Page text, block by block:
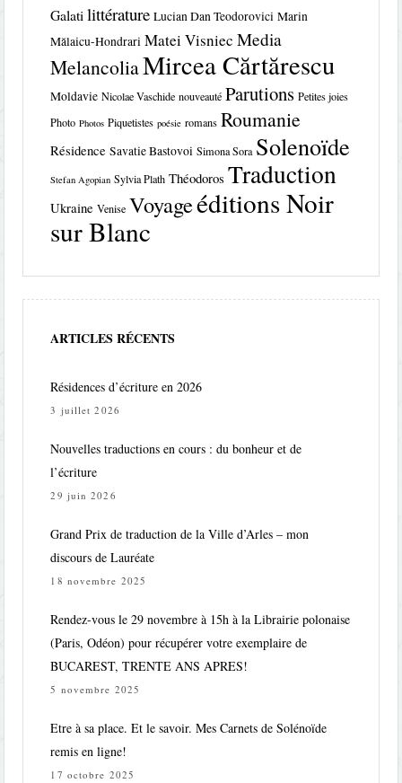
Galati littérature Lucian Dan Teodorovici Marin
Mălaicu-Hondrari Matei Visniec Media
MelancoliaMircea Cărtărescu
Moldavie Nicolae Vaschide nouveauté Parutions Petites joies
Photo Photos Piquetistes poésie romans Roumanie
Résidence Savatie Bastovoi Simona Sora Solenoïde
Stefan Agopian Sylvia Plath Théodoros Traduction
Ukraine Venise Voyageéditions Noir
sur Blanc
ARTICLES RÉCENTS
Résidences d’écriture en 2026
3 juillet 2026
Nouvelles traductions en cours : du bonheur et de
l’écriture
29 juin 2026
Grand Prix de traduction de la Ville d’Arles – mon
discours de Lauréate
18 novembre 2025
Rendez-vous le 29 novembre à 15h à la Librairie polonaise
(Paris, Odéon) pour récupérer votre exemplaire de
BUCAREST, TRENTE ANS APRES!
5 novembre 2025
Etre à sa place. Et le savoir. Mes Carnets de Solénoïde
remis en ligne!
17 octobre 2025